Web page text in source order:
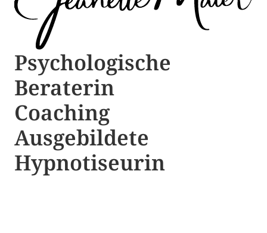
Psychologische ​​
Beraterin
Coaching
Ausgebildete​ ​
Hypnotiseurin